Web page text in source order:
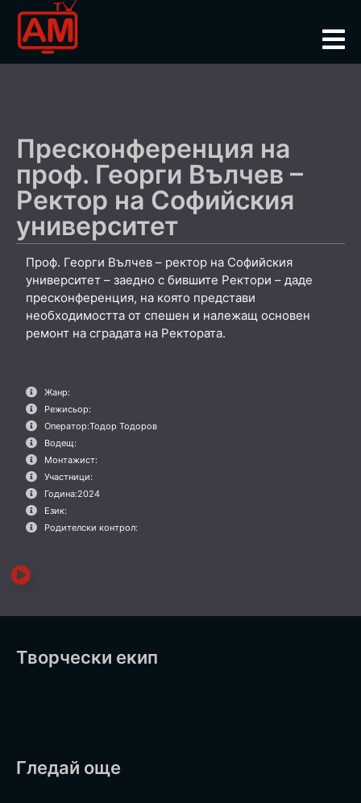
Пресконференция на
проф. Георги Вълчев –
Ректор на Софийския
университет
Проф. Георги Вълчев – ректор на Софийския
университет – заедно с бившите Ректори – даде
пресконференция, на която представи
необходимостта от спешен и належащ основен
ремонт на сградата на Ректората.
Жанр:
Режисьор:
Оператор:Тодор Тодоров
Водещ:
Монтажист:
Участници:
Година:2024
Език:
Родителски контрол:
Творчески екип
Гледай още